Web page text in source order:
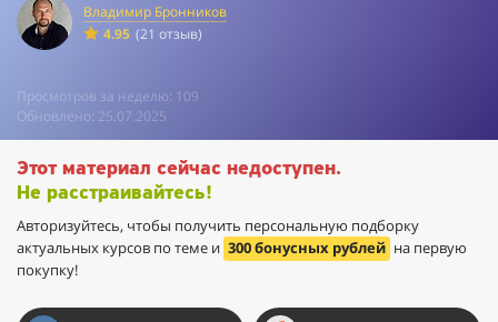
Владимир Бронников
4.95 (21 отзыв)
Просмотров за неделю: 109
Обновлено: 25.07.2025
Этот материал сейчас недоступен.
Не расстраивайтесь!
Авторизуйтесь, чтобы получить персональную подборку
актуальных курсов по теме и 300 бонусных рублей на первую
покупку!